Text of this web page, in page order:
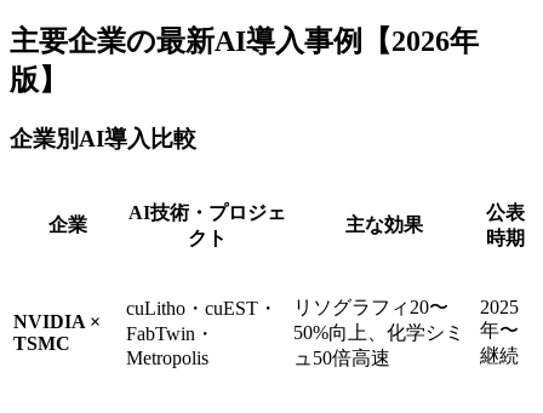
主要企業の最新AI導入事例【2026年
版】
企業別AI導入比較
企業
AI技術・プロジェ
クト
主な効果
公表
時期
NVIDIA ×
TSMC
cuLitho・cuEST・
FabTwin・
Metropolis
リソグラフィ20〜
50%向上、化学シミ
ュ50倍高速
2025
年〜
継続